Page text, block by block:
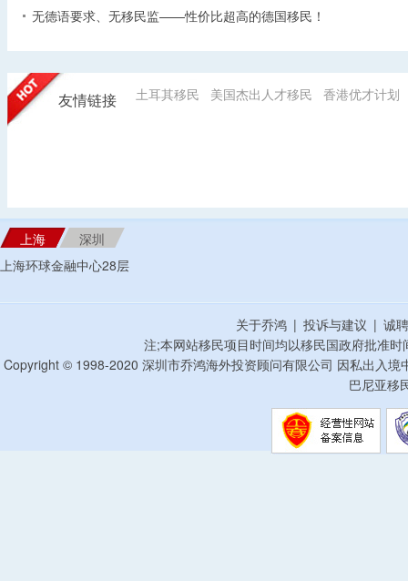
无德语要求、无移民监——性价比超高的德国移民！
友情链接 土耳其移民 美国杰出人才移民 香港优才计划
上海
深圳
上海环球金融中心28层
关于乔鸿 | 投诉与建议 | 诚
注;本网站移民项目时间均以移民国政府批准
Copyright © 1998-2020 深圳市乔鸿海外投资顾问有限公司 因私出入
巴尼亚移